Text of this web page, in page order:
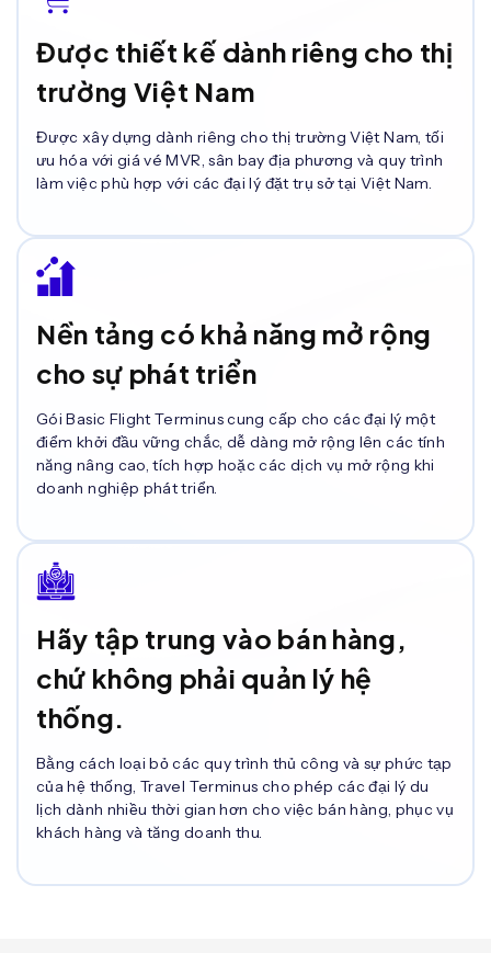
Được thiết kế dành riêng cho thị
trường Việt Nam
Được xây dựng dành riêng cho thị trường Việt Nam, tối
ưu hóa với giá vé MVR, sân bay địa phương và quy trình
làm việc phù hợp với các đại lý đặt trụ sở tại Việt Nam.
Nền tảng có khả năng mở rộng
cho sự phát triển
Gói Basic Flight Terminus cung cấp cho các đại lý một
điểm khởi đầu vững chắc, dễ dàng mở rộng lên các tính
năng nâng cao, tích hợp hoặc các dịch vụ mở rộng khi
doanh nghiệp phát triển.
Hãy tập trung vào bán hàng,
chứ không phải quản lý hệ
thống.
Bằng cách loại bỏ các quy trình thủ công và sự phức tạp
của hệ thống, Travel Terminus cho phép các đại lý du
lịch dành nhiều thời gian hơn cho việc bán hàng, phục vụ
khách hàng và tăng doanh thu.